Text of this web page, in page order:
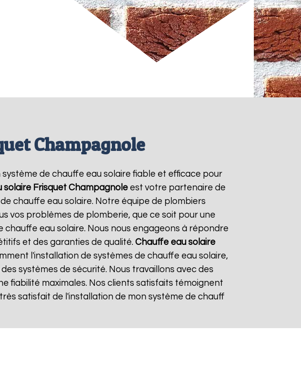
Champagnole
système de chauffe eau solaire fiable et efficace pour
solaire Frisquet Champagnoleest votre partenaire de
chauffe eau solaire. Notre équipe de plombiers
vos problèmes de plomberie, que ce soit pour une
eau solaire. Nous nous engageons à répondre
et des garanties de qualité. Chauffe eau solaire
l'installation de systèmes de chauffe eau solaire,
systèmes de sécurité. Nous travaillons avec des
fiabilité maximales. Nos clients satisfaits témoignent
satisfait de l'installation de mon système de chauff